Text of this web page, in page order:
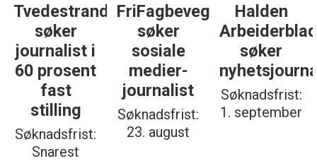
Tvedestrandsposten
søker
journalist i
60 prosent
fast
stilling
Søknadsfrist:
Snarest
FriFagbevegelse
søker
sosiale
medier-
journalist
Søknadsfrist:
23. august
Halden
Arbeiderblad
søker
Søknadsfrist:
1. september